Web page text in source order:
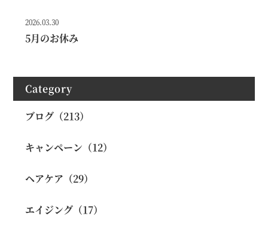
2026.03.30
5月のお休み
Category
ブログ（213）
キャンペーン（12）
ヘアケア（29）
エイジング（17）